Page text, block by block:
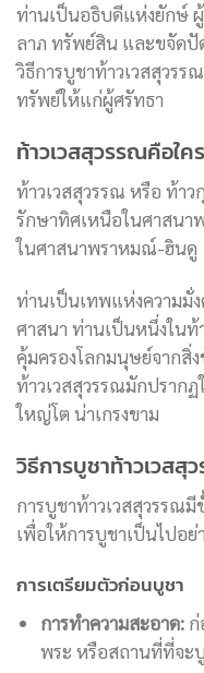
ท่านเป็นอธิบดีแห่งยักษ์
ลาภ ทรัพย์สิน และขจัดปั
วิธีการบูชาท้าวเวสสุวรร
ทรัพย์ให้แก่ผู้ศรัทธา
ท้าวเวสสุวรรณคือใค
ท้าวเวสสุวรรณ หรือ ท้าว
รักษาทิศเหนือในศาสน
ในศาสนาพราหมณ์-ฮินดู
ท่านเป็นเทพแห่งความมั่
ศาสนา ท่านเป็นหนึ่งใน
คุ้มครองโลกมนุษย์จากสิ่
ท้าวเวสสุวรรณมักปราก
ใหญ่โต น่าเกรงขาม
วิธีการบูชาท้าวเวส
การบูชาท้าวเวสสุวรรณ
เพื่อให้การบูชาเป็นไปอ
การเตรียมตัวก่อนบูชา
การทำความสะอาด:ก่
พระ หรือสถานที่ที่จะ